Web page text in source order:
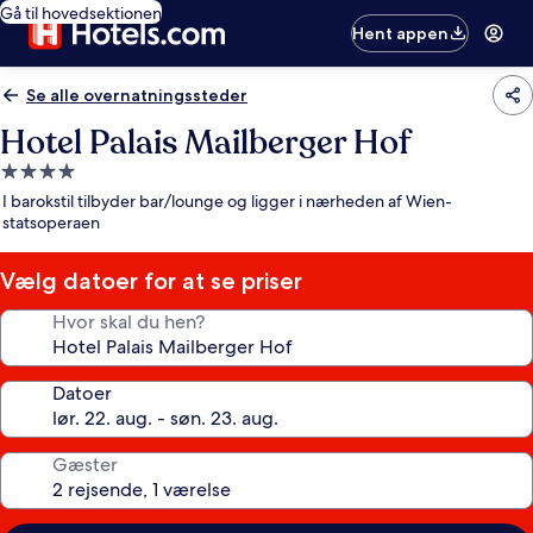
Gå til hovedsektionen
Hent appen
Se alle overnatningssteder
Hotel Palais Mailberger Hof
4.0-
stjernet
overnatningssted
I barokstil tilbyder bar/lounge og ligger i nærheden af Wien-
statsoperaen
Vælg datoer for at se priser
Hvor skal du hen?
Datoer
Gæster